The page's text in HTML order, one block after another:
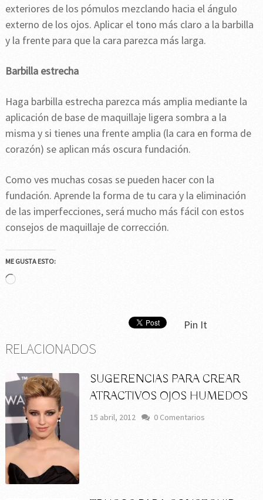
exteriores de los pómulos mezclando hacia el ángulo
externo de los ojos. Aplicar el tono más claro a la barbilla
y la frente para que la cara parezca más larga.
Barbilla estrecha
Haga barbilla estrecha parezca más amplia mediante la
aplicación de base de maquillaje ligera sombra a la
misma y si tienes una frente amplia (la cara en forma de
corazón) se aplican más oscura fundación.
Como ves muchas cosas se pueden hacer con la
fundación. Aprende la forma de tu cara y la eliminación
de las imperfecciones, será mucho más fácil con estos
consejos de maquillaje de corrección.
ME GUSTA ESTO:
Cargando...
Pin It
RELACIONADOS
SUGERENCIAS PARA CREAR
ATRACTIVOS OJOS HUMEDOS
15 abril, 2012 0 Comentarios